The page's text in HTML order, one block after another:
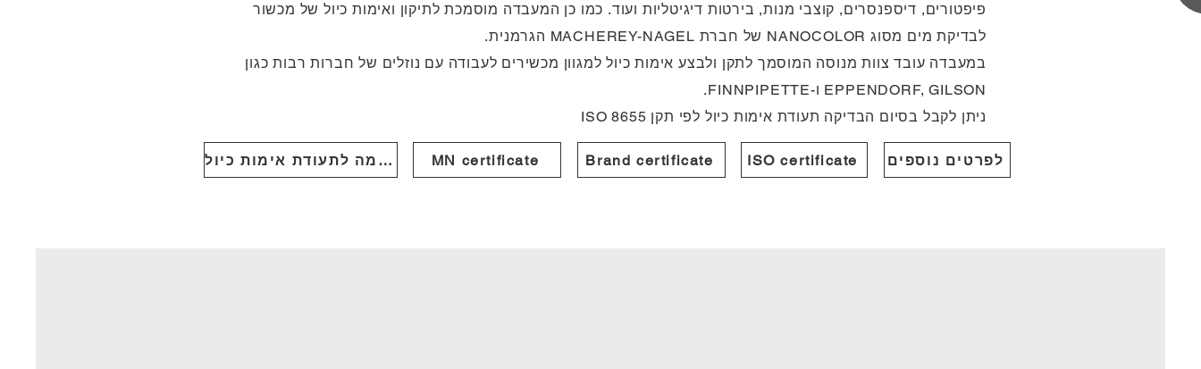
פיפטורים, דיספנסרים, קוצבי מנות, בירטות דיגיטליות ועוד. כמו כן המעבדה מוסמכת לתיקון ואימות כיול של מכשור
לבדיקת מים מסוג NANOCOLOR של חברת MACHEREY-NAGEL הגרמנית.
במעבדה עובד צוות מנוסה המוסמך לתקן ולבצע אימות כיול למגוון מכשירים לעבודה עם נוזלים של חברות רבות כגון
EPPENDORF, GILSON ו-FINNPIPETTE.
ניתן לקבל בסיום הבדיקה תעודת אימות כיול לפי תקן ISO 8655
לפרטים נוספים ISO certificate
Brand certificate
MN certificate דוגמה לתעודת אימות כיול